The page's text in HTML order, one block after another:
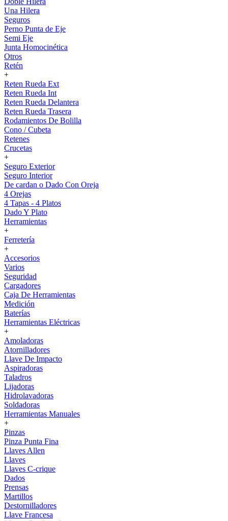
Una Hilera
Seguros
Perno Punta de Eje
Semi Eje
Junta Homocinética
Otros
Retén
+
Reten Rueda Ext
Reten Rueda Int
Reten Rueda Delantera
Reten Rueda Trasera
Rodamientos De Bolilla
Cono / Cubeta
Retenes
Crucetas
+
Seguro Exterior
Seguro Interior
De cardan o Dado Con Oreja
4 Orejas
4 Tapas - 4 Platos
Dado Y Plato
Herramientas
+
Ferretería
+
Accesorios
Varios
Seguridad
Cargadores
Caja De Herramientas
Medición
Baterías
Herramientas Eléctricas
+
Amoladoras
Atornilladores
Llave De Impacto
Aspiradoras
Taladros
Lijadoras
Hidrolavadoras
Soldadoras
Herramientas Manuales
+
Pinzas
Pinza Punta Fina
Llaves Allen
Llaves
Llaves C-crique
Dados
Prensas
Martillos
Destornilladores
Llave Francesa